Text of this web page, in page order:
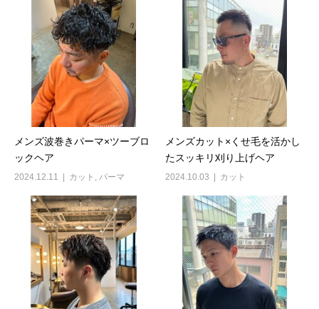
メンズ波巻きパーマ×ツーブロ
ックヘア
2024.12.11 カット , パーマ
メンズカット×くせ毛を活かし
たスッキリ刈り上げヘア
2024.10.03 カット